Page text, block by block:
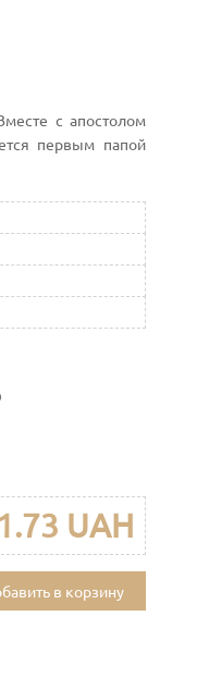
с апостолом
первым папой
UAH
в корзину